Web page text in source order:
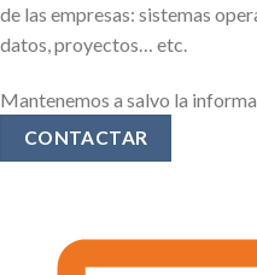
de las empresas: sistemas
datos, proyectos… etc.
Mantenemos a salvo la
CONTACTAR